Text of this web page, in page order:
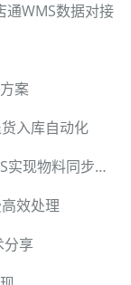
通WMS数据对接
案
入库自动化
高效数据集成：金蝶云星辰V2与锐思WMS实现物料同步的关键技术
效处理
分享